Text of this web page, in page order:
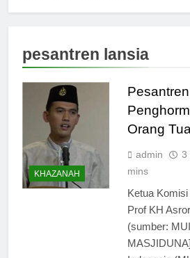
pesantren lansia
KHAZANAH
Orang Tua
admin 3
mins
Ketua
Prof KH
(sumber: